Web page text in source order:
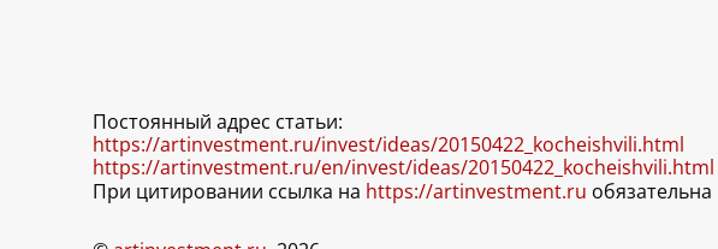
Постоянный адрес статьи:
https://artinvestment.ru/invest/ideas/20150422_kocheishvili.html
https://artinvestment.ru/en/invest/ideas/20150422_kocheishvili.html
При цитировании ссылка на https://artinvestment.ru обязательна